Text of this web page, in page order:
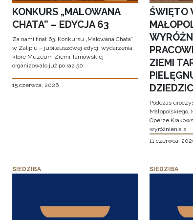
KONKURS „MALOWANA
CHATA” – EDYCJA 63
Za nami finał 63. Konkursu „Malowana Chata”
w Zalipiu – jubileuszowej edycji wydarzenia,
które Muzeum Ziemi Tarnowskiej
organizowało już po raz 50.
15 czerwca, 2026
ŚWIĘTO
ZIEMI
Podczas
Małopolskiego,
Operze
wyróżnienia s
11 czerwca,
SIEDZIBA SIEDZIBA